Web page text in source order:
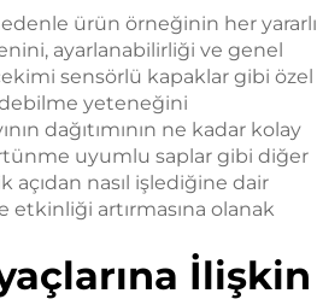
ürün örneğinin her yararlı
ayarlanabilirliği ve genel
sensörlü kapaklar gibi özel
yeteneğini
dağıtımının ne kadar kolay
uyumlu saplar gibi diğer
açıdan nasıl işlediğine dair
etkinliği artırmasına olanak
İlişkin